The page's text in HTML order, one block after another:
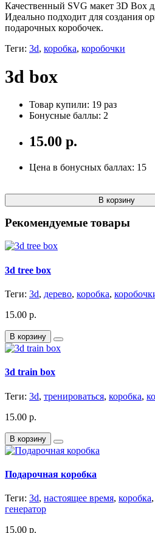
Качественный SVG макет 3D Box
Идеально подходит для создания
подарочных коробочек.
Теги: 3d, коробка, коробочки
3d box
Товар купили: 19 раз
Бонусные баллы: 2
15.00 р.
Цена в бонусных баллах: 15
В корзину
Рекомендуемые товары
3d tree box
Теги: 3d, дерево, коробка,
15.00 р.
В корзину
3d train box
Теги: 3d, тренироваться, коробка,
15.00 р.
В корзину
Подарочная коробка
Теги: 3d, настоящее время, коробка,
генератор
15.00 р.